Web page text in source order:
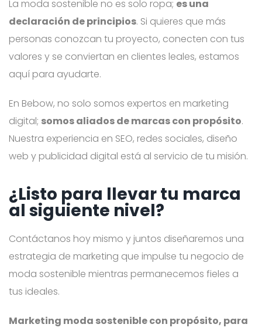
La moda sostenible no es solo ropa; es una
declaración de principios. Si quieres que más
personas conozcan tu proyecto, conecten con tus
valores y se conviertan en clientes leales, estamos
aquí para ayudarte.
En Bebow, no solo somos expertos en marketing
digital; somos aliados de marcas con propósito.
Nuestra experiencia en SEO, redes sociales, diseño
web y publicidad digital está al servicio de tu misión.
¿Listo para llevar tu marca
al siguiente nivel?
Contáctanos hoy mismo y juntos diseñaremos una
estrategia de marketing que impulse tu negocio de
moda sostenible mientras permanecemos fieles a
tus ideales.
Marketing moda sostenible con propósito, para